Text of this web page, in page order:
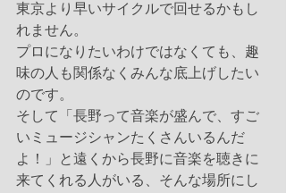
東京より早いサイクルで回せるかもし
れません。
プロになりたいわけではなくても、趣
味の人も関係なくみんな底上げしたい
のです。
そして「長野って音楽が盛んで、すご
いミュージシャンたくさんいるんだ
よ！」と遠くから長野に音楽を聴きに
来てくれる人がいる、そんな場所にし